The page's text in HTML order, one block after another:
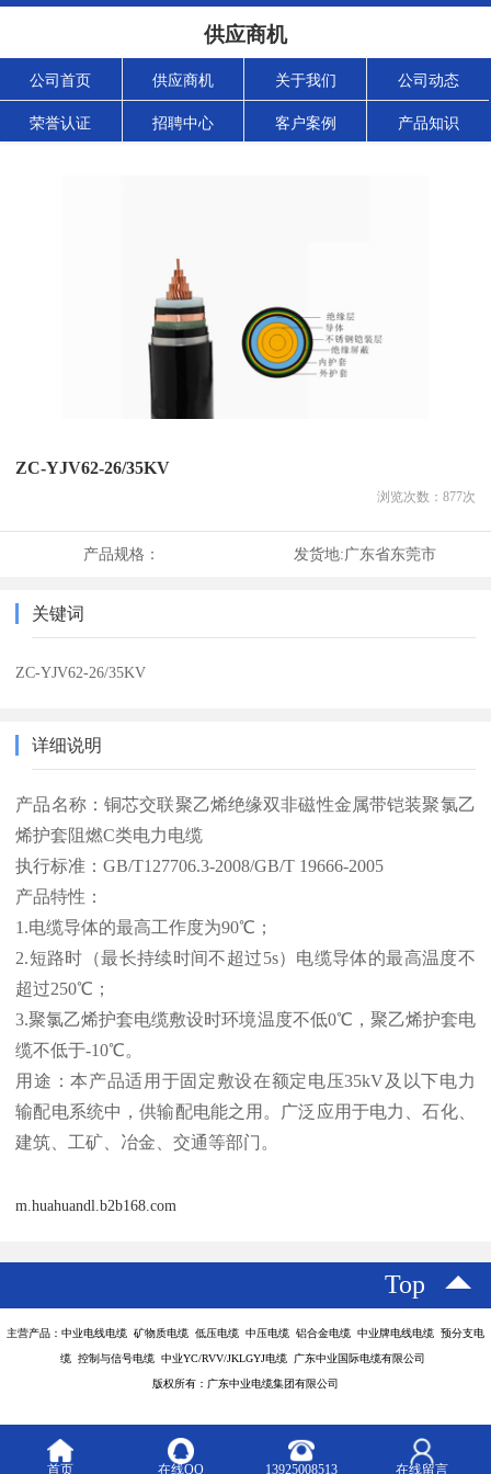
供应商机
公司首页 供应商机 关于我们 公司动态
荣誉认证 招聘中心 客户案例 产品知识
ZC-YJV62-26/35KV
浏览次数： 877次
产品规格： 发货地:广东省东莞市
关键词
ZC-YJV62-26/35KV
详细说明
产品名称：铜芯交联聚乙烯绝缘双非磁性金属带铠装聚氯乙
烯护套阻燃C类电力电缆
执行标准：GB/T127706.3-2008/GB/T 19666-2005
产品特性：
1.电缆导体的最高工作度为90℃；
2.短路时（最长持续时间不超过5s）电缆导体的最高温度不
超过250℃；
3.聚氯乙烯护套电缆敷设时环境温度不低0℃，聚乙烯护套电
缆不低于-10℃。
用途：本产品适用于固定敷设在额定电压35kV及以下电力
输配电系统中，供输配电能之用。广泛应用于电力、石化、
建筑、工矿、冶金、交通等部门。
m.huahuandl.b2b168.com
Top
主营产品：中业电线电缆 矿物质电缆 低压电缆 中压电缆 铝合金电缆 中业牌电线电缆 预分支电
缆 控制与信号电缆 中业YC/RVV/JKLGYJ电缆 广东中业国际电缆有限公司
版权所有：广东中业电缆集团有限公司
首页 在线QQ 13925008513 在线留言